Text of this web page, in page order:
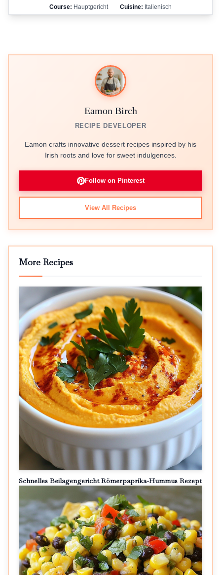
Course: Hauptgericht Cuisine: Italienisch
Eamon Birch
RECIPE DEVELOPER
Eamon crafts innovative dessert recipes inspired by his
Irish roots and love for sweet indulgences.
Follow on Pinterest
View All Recipes
More Recipes
Schnelles Beilagengericht Römerpaprika-Hummus Rezept